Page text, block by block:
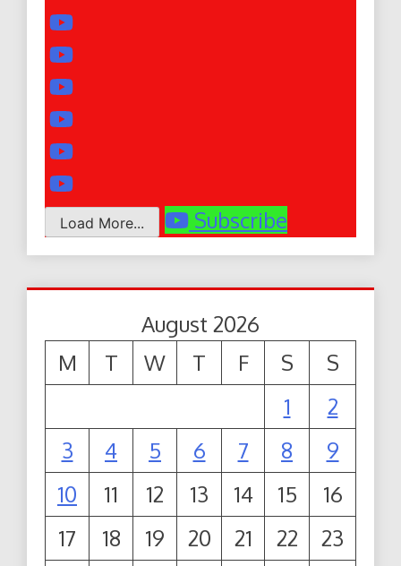
Load More... Subscribe
August 2026
M
T W T F S
S
1
2
3
4 5 6 7 8
9
10
11 12 13 14 15
16
17
18 19 20 21 22
23